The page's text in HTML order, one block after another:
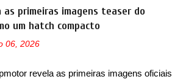
as primeiras imagens teaser do
um hatch compacto
06, 2026
revela as primeiras imagens oficiais